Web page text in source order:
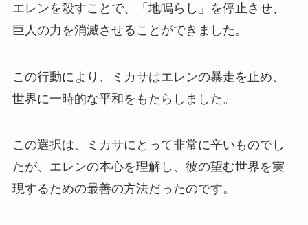
エレンを殺すことで、「地鳴らし」を停止させ、
巨人の力を消滅させることができました。
この行動により、ミカサはエレンの暴走を止め、
世界に一時的な平和をもたらしました。
この選択は、ミカサにとって非常に辛いものでし
たが、エレンの本心を理解し、彼の望む世界を実
現するための最善の方法だったのです。